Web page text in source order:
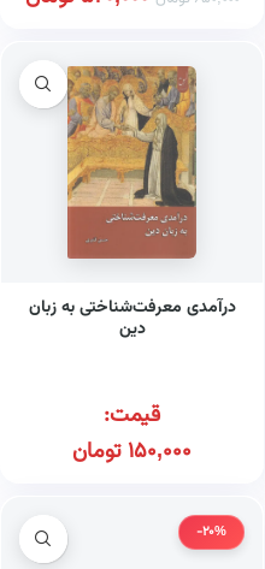
درآمدی معرفت‌شناختی به زبان
دین
قیمت:
150,000تومان
-20%